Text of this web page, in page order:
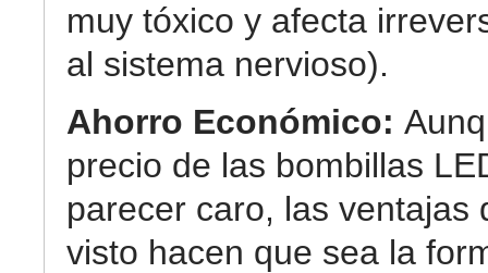
muy tóxico y afecta
al sistema nervioso).
Ahorro Económico:
precio de las bombillas
parecer caro, las ventajas
visto hacen que sea la